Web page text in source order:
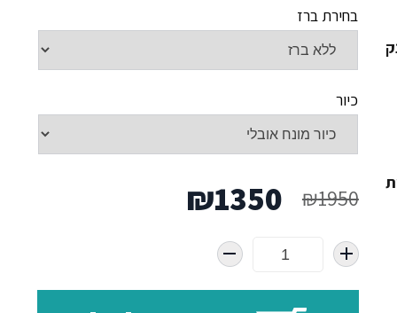
בחירת ברז
כיור
₪1950
המחיר
המקורי
היה:
₪1350